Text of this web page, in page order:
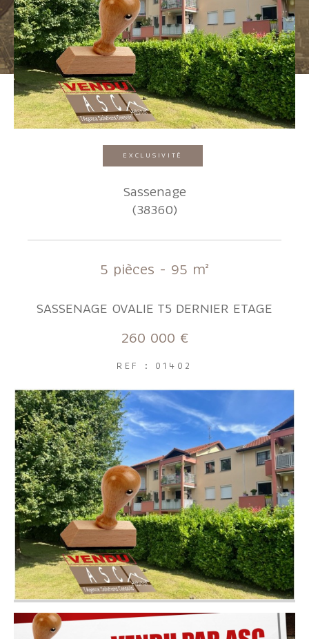
EXCLUSIVITÉ
Sassenage
(38360)
5 pièces - 95 m²
SASSENAGE OVALIE T5 DERNIER ETAGE
260 000 €
REF : 01402
Pièces
1 2 3 4 5+
Localisation
FILTRER PAR
Exclusivités
RECHERCHER